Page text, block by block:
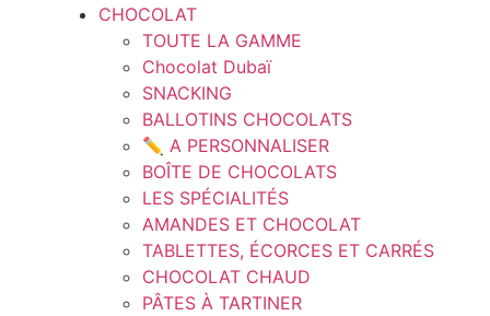
CHOCOLAT
TOUTE LA GAMME
Chocolat Dubaï
SNACKING
BALLOTINS CHOCOLATS
✏️ A PERSONNALISER
BOÎTE DE CHOCOLATS
LES SPÉCIALITÉS
AMANDES ET CHOCOLAT
TABLETTES, ÉCORCES ET CARRÉS
CHOCOLAT CHAUD
PÂTES À TARTINER